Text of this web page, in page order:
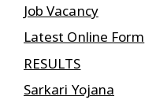
Job Vacancy
Latest Online Form
RESULTS
Sarkari Yojana